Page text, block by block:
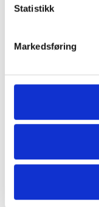
Statistikk
Markedsføring